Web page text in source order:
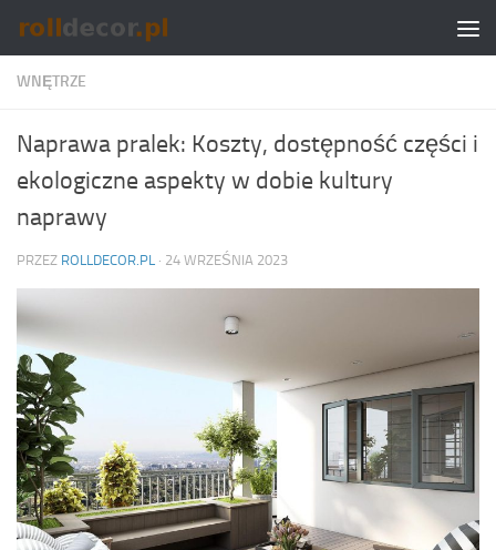
Skip to content
WNĘTRZE
Naprawa pralek: Koszty, dostępność części i
ekologiczne aspekty w dobie kultury
naprawy
PRZEZ ROLLDECOR.PL · 24 WRZEŚNIA 2023